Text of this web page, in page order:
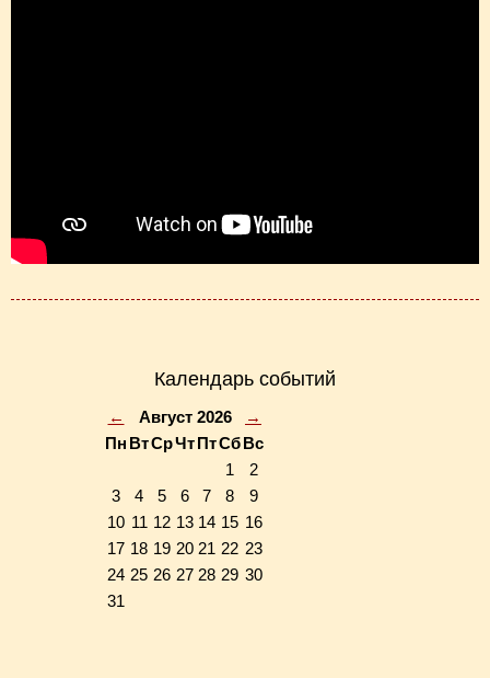
Календарь событий
← Август 2026
→
Пн ВтСрЧтПтСбВс
1
2
3
4 5 6 7 8
9
10 11 12 13 14 15 16
17 18 19 20 21 22 23
24 25 26 27 28 29 30
31